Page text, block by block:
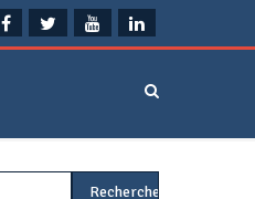
Rechercher :